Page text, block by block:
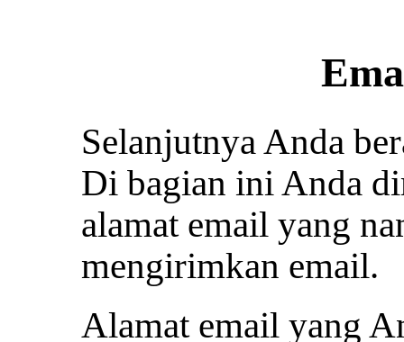
Selanjutnya Anda
Di bagian ini Anda
alamat email yang
mengirimkan email.
Alamat email yang